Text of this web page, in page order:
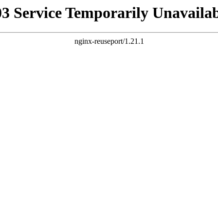
Service Temporarily
nginx-reuseport/1.21.1